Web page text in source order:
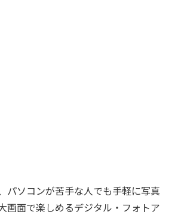
パソコンが苦手な人でも手軽に写真
画面で楽しめるデジタル・フォトア